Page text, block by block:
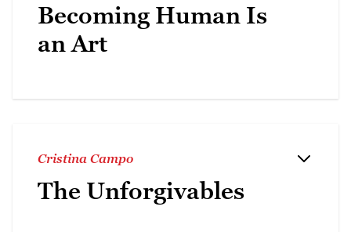
Becoming Human Is
an Art
Cristina Campo
The Unforgivables